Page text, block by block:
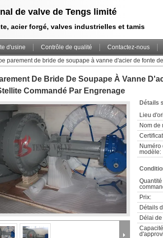
de valve de Tengs limité
acier forgé, valves industrielles et tamis
d'usine Contrôle de qualité Contactez-nous
parement de bride de soupape à vanne d'acier de fonte
De Bride De Soupape À Vanne
Commandé Par Engrenage
Détails
Lieu
Nom de
Numéro
modèle:
Quantité
Prix:
Détails
Délai
Capacité